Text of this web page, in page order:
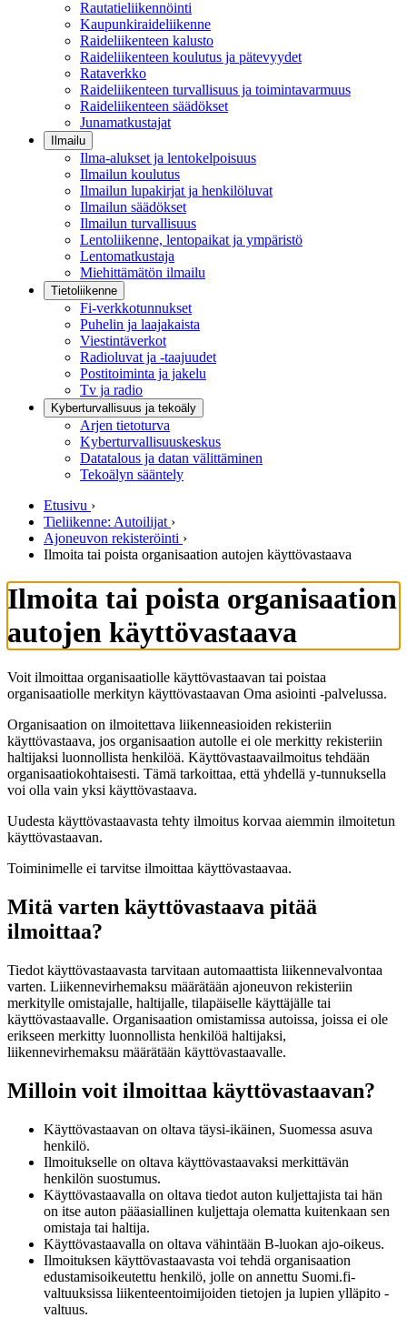
Rautatieliikennöinti
Kaupunkiraideliikenne
Raideliikenteen kalusto
Raideliikenteen koulutus ja pätevyydet
Rataverkko
Raideliikenteen turvallisuus ja toimintavarmuus
Raideliikenteen säädökset
Junamatkustajat
Ilmailu
Ilma-alukset ja lentokelpoisuus
Ilmailun koulutus
Ilmailun lupakirjat ja henkilöluvat
Ilmailun säädökset
Ilmailun turvallisuus
Lentoliikenne, lentopaikat ja ympäristö
Lentomatkustaja
Miehittämätön ilmailu
Tietoliikenne
Fi-verkkotunnukset
Puhelin ja laajakaista
Viestintäverkot
Radioluvat ja -taajuudet
Postitoiminta ja jakelu
Tv ja radio
Kyberturvallisuus ja tekoäly
Arjen tietoturva
Kyberturvallisuuskeskus
Datatalous ja datan välittäminen
Tekoälyn sääntely
Etusivu ›
Tieliikenne: Autoilijat ›
Ajoneuvon rekisteröinti ›
Ilmoita tai poista organisaation autojen käyttövastaava
Ilmoita tai poista organisaation
autojen käyttövastaava
Voit ilmoittaa organisaatiolle käyttövastaavan tai poistaa
organisaatiolle merkityn käyttövastaavan Oma asiointi -palvelussa.
Organisaation on ilmoitettava liikenneasioiden rekisteriin
käyttövastaava, jos organisaation autolle ei ole merkitty rekisteriin
haltijaksi luonnollista henkilöä. Käyttövastaavailmoitus tehdään
organisaatiokohtaisesti. Tämä tarkoittaa, että yhdellä y-tunnuksella
voi olla vain yksi käyttövastaava.
Uudesta käyttövastaavasta tehty ilmoitus korvaa aiemmin ilmoitetun
käyttövastaavan.
Toiminimelle ei tarvitse ilmoittaa käyttövastaavaa.
Mitä varten käyttövastaava pitää
ilmoittaa?
Tiedot käyttövastaavasta tarvitaan automaattista liikennevalvontaa
varten. Liikennevirhemaksu määrätään ajoneuvon rekisteriin
merkitylle omistajalle, haltijalle, tilapäiselle käyttäjälle tai
käyttövastaavalle. Organisaation omistamissa autoissa, joissa ei ole
erikseen merkitty luonnollista henkilöä haltijaksi,
liikennevirhemaksu määrätään käyttövastaavalle.
Milloin voit ilmoittaa käyttövastaavan?
Käyttövastaavan on oltava täysi-ikäinen, Suomessa asuva
henkilö.
Ilmoitukselle on oltava käyttövastaavaksi merkittävän
henkilön suostumus.
Käyttövastaavalla on oltava tiedot auton kuljettajista tai hän
on itse auton pääasiallinen kuljettaja olematta kuitenkaan sen
omistaja tai haltija.
Käyttövastaavalla on oltava vähintään B-luokan ajo-oikeus.
Ilmoituksen käyttövastaavasta voi tehdä organisaation
edustamisoikeutettu henkilö, jolle on annettu Suomi.fi-
valtuuksissa liikenteentoimijoiden tietojen ja lupien ylläpito -
valtuus.